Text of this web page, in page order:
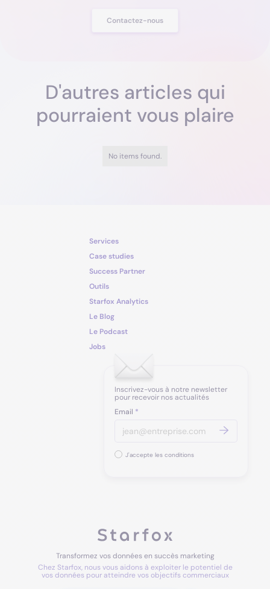
Contactez-nous
D'autres articles qui
pourraient vous plaire
No items found.
Transformez vos données en succès marketing
Chez Starfox, nous vous aidons à exploiter le potentiel de
vos données pour atteindre vos objectifs commerciaux
Services
Case studies
Success Partner
Outils
Starfox Analytics
Le Blog
Le Podcast
Jobs
Inscrivez-vous à notre newsletter
pour recevoir nos actualités
Email *
J'accepte les conditions